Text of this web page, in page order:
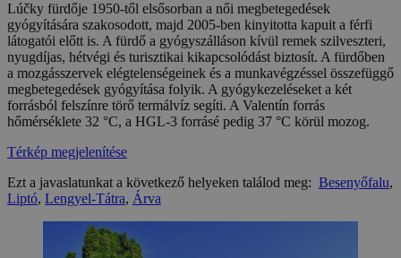
Lúčky fürdője 1950-től elsősorban a női megbetegedések
gyógyítására szakosodott, majd 2005-ben kinyitotta kapuit a férfi
látogatói előtt is. A fürdő a gyógyszálláson kívül remek szilveszteri,
nyugdíjas, hétvégi és turisztikai kikapcsolódást biztosít. A fürdőben
a mozgásszervek elégtelenségeinek és a munkavégzéssel összefüggő
megbetegedések gyógyítása folyik. A gyógykezeléseket a két
forrásból felszínre törő termálvíz segíti. A Valentín forrás
hőmérséklete 32 °C, a HGL-3 forrásé pedig 37 °C körül mozog.
Térkép megjelenítése
Ezt a javaslatunkat a következő helyeken találod meg: Besenyőfalu,
Liptó, Lengyel-Tátra, Árva